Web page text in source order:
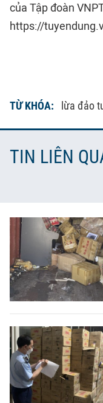
của Tập đoàn
https://
TỪ KHÓA: lừa đảo
TIN LIÊN